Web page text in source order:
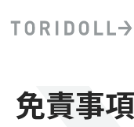
免責事項